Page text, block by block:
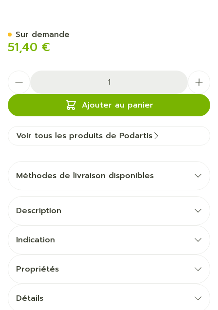
51,40 €
Ajouter au panier
Sur demande
Voir tous les produits de Podartis
Méthodes de livraison disponibles
Description
Indication
Propriétés
Détails